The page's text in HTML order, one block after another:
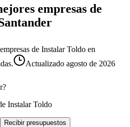
empresas de
de Instalar Toldo en
Actualizado agosto de 2026
Instalar Toldo
Recibir presupuestos